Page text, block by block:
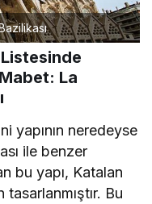
La
yapının neredeyse
ile benzer
bu yapı, Katalan
Bu